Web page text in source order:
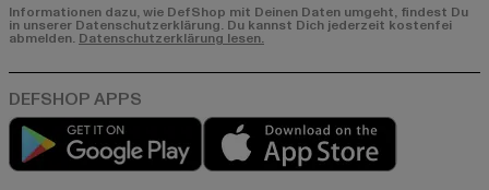
Informationen dazu, wie DefShop mit Deinen Daten umgeht, findest Du
in unserer Datenschutzerklärung. Du kannst Dich jederzeit kostenfei
abmelden. Datenschutzerklärung lesen.
Play market